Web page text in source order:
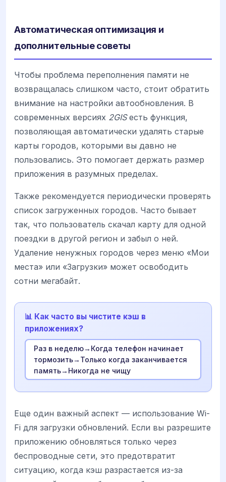
Автоматическая оптимизация и
дополнительные советы
Чтобы проблема переполнения памяти не
возвращалась слишком часто, стоит обратить
внимание на настройки автообновления. В
современных версиях 2GISесть функция,
позволяющая автоматически удалять старые
карты городов, которыми вы давно не
пользовались. Это помогает держать размер
приложения в разумных пределах.
Также рекомендуется периодически проверять
список загруженных городов. Часто бывает
так, что пользователь скачал карту для одной
поездки в другой регион и забыл о ней.
Удаление ненужных городов через меню «Мои
места» или «Загрузки» может освободить
сотни мегабайт.
📊 Как часто вы чистите кэш в
приложениях?
Раз в неделю→Когда телефон начинает
тормозить→Только когда заканчивается
память→Никогда не чищу
Еще один важный аспект — использование Wi-
Fi для загрузки обновлений. Если вы разрешите
приложению обновляться только через
беспроводные сети, это предотвратит
ситуацию, когда кэш разрастается из-за